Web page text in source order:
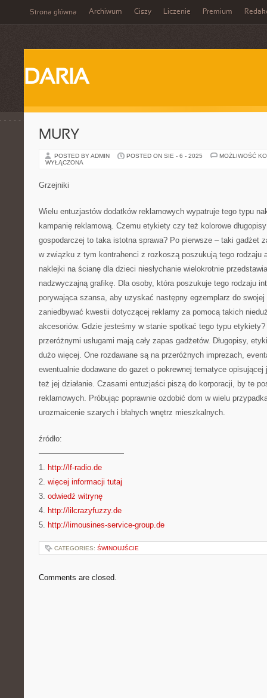
Strona główna Archiwum Ciszy Liczenie Premium
DARIA
MURY
POSTED BY ADMIN POSTED ON SIE - 6 - 2025
MOŻLIWOŚĆ
WYŁĄCZONA
Grzejniki
Wielu entuzjastów dodatków reklamowych wypatruje tego typu
kampanię reklamową. Czemu etykiety czy też kolorowe
gospodarczej to taka istotna sprawa? Po pierwsze – taki gadżet
w związku z tym kontrahenci z rozkoszą poszukują tego rodzaju
naklejki na ścianę dla dzieci niesłychanie wielokrotnie
nadzwyczajną grafikę. Dla osoby, która poszukuje tego rodzaju
porywająca szansa, aby uzyskać następny egzemplarz do
zaniedbywać kwestii dotyczącej reklamy za pomocą takich
akcesoriów. Gdzie jesteśmy w stanie spotkać tego typu
przeróżnymi usługami mają cały zapas gadżetów. Długopisy,
dużo więcej. One rozdawane są na przeróżnych imprezach,
ewentualnie dodawane do gazet o pokrewnej tematyce
też jej działanie. Czasami entuzjaści piszą do korporacji, by te
reklamowych. Próbując poprawnie ozdobić dom w wielu
urozmaicenie szarych i błahych wnętrz mieszkalnych.
źródło:
———————————
1. http://lf-radio.de
2. więcej informacji tutaj
3. odwiedź witrynę
4. http://lilcrazyfuzzy.de
5. http://limousines-service-group.de
CATEGORIES: ŚWINOUJŚCIE
Comments are closed.